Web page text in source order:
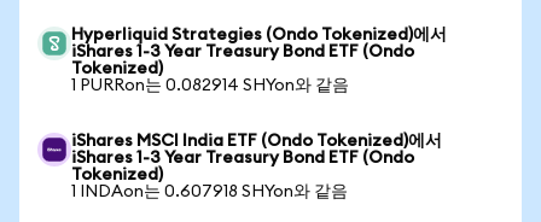
Hyperliquid Strategies (Ondo Tokenized)에서
iShares 1-3 Year Treasury Bond ETF (Ondo
Tokenized)
1 PURRon는 0.082914 SHYon와 같음
iShares MSCI India ETF (Ondo Tokenized)에서
iShares 1-3 Year Treasury Bond ETF (Ondo
Tokenized)
1 INDAon는 0.607918 SHYon와 같음